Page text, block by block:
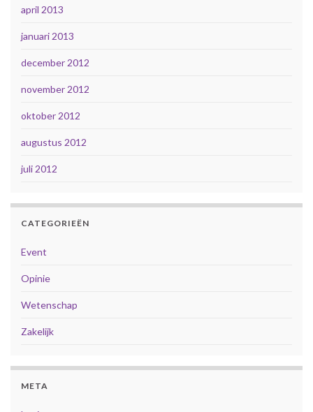
april 2013
januari 2013
december 2012
november 2012
oktober 2012
augustus 2012
juli 2012
CATEGORIEËN
Event
Opinie
Wetenschap
Zakelijk
META